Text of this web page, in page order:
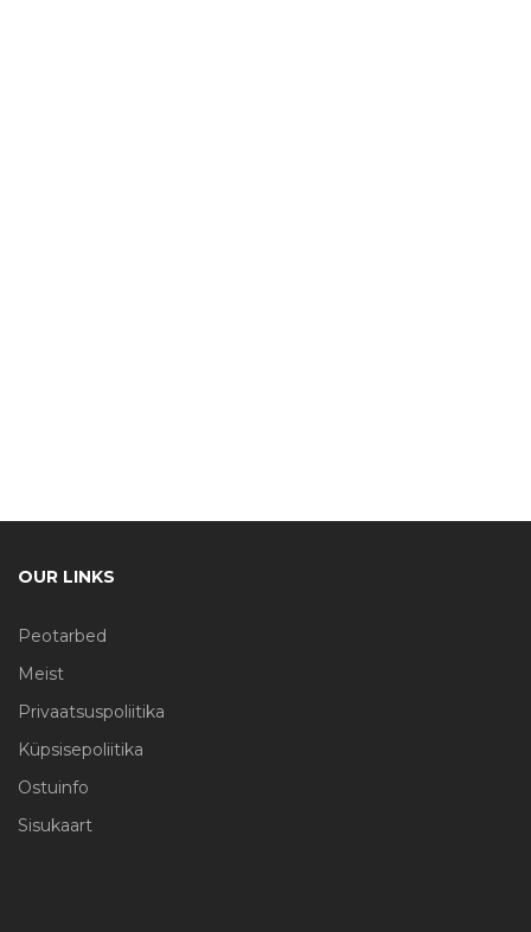
OUR LINKS
Peotarbed
Meist
Privaatsuspoliitika
Küpsisepoliitika
Ostuinfo
Sisukaart